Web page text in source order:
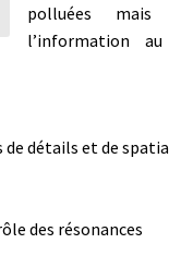
polluées
l’information
détails et de
des résonances